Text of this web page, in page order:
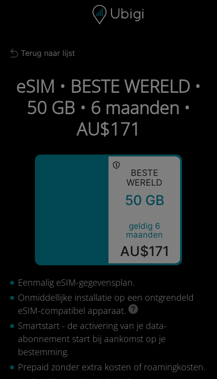
Navigatiebalk Voettekst
Back to list
Terug naar lijst
eSIM • BESTE WERELD •
50 GB • 6 maanden •
AU$171
BESTE
WERELD
50 GB
geldig 6
maanden
AU$171
Eenmalig eSIM-gegevensplan.
Onmiddellijke installatie op een ontgrendeld
eSIM-compatibel apparaat.
Smartstart - de activering van je data-
abonnement start bij aankomst op je
bestemming.
Prepaid zonder extra kosten of roamingkosten.